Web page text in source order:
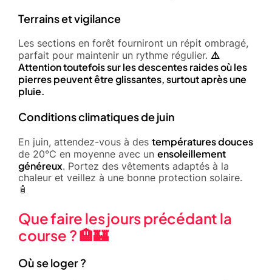
Terrains et vigilance
Les sections en forêt fourniront un répit ombragé,
parfait pour maintenir un rythme régulier. ⚠️
Attention toutefois sur les descentes raides où les
pierres peuvent être glissantes, surtout après une
pluie.
Conditions climatiques de juin
En juin, attendez-vous à des températures douces
de 20°C en moyenne avec un ensoleillement
généreux. Portez des vêtements adaptés à la
chaleur et veillez à une bonne protection solaire.
🧴
Que faire les jours précédant la
course ? 🏨🏰
Où se loger ?